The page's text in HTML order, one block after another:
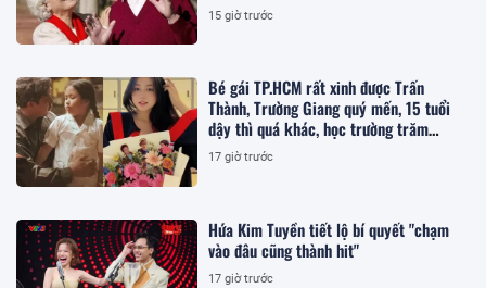
15 giờ trước
Bé gái TP.HCM rất xinh được Trấn
Thành, Trường Giang quý mến, 15 tuổi
dậy thì quá khác, học trường trăm
triệu/năm
17 giờ trước
Hứa Kim Tuyền tiết lộ bí quyết "chạm
vào đâu cũng thành hit"
17 giờ trước